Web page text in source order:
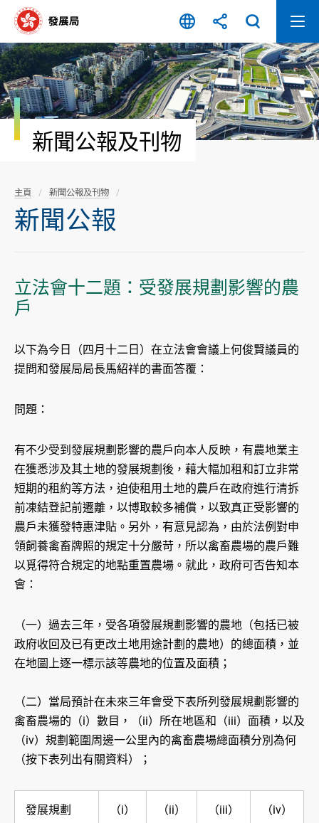
容
開
始
新聞公報及刊物
主頁 新聞公報及刊物
新聞公報
立法會十二題：受發展規劃影響的農
戶
以下為今日（四月十二日）在立法會會議上何俊賢議員的
提問和發展局局長馬紹祥的書面答覆：
問題：
有不少受到發展規劃影響的農戶向本人反映，有農地業主
在獲悉涉及其土地的發展規劃後，藉大幅加租和訂立非常
短期的租約等方法，迫使租用土地的農戶在政府進行清拆
前凍結登記前遷離，以博取較多補償，以致真正受影響的
農戶未獲發特惠津貼。另外，有意見認為，由於法例對申
領飼養禽畜牌照的規定十分嚴苛，所以禽畜農場的農戶難
以覓得符合規定的地點重置農場。就此，政府可否告知本
會：
（一）過去三年，受各項發展規劃影響的農地（包括已被
政府收回及已有更改土地用途計劃的農地）的總面積，並
在地圖上逐一標示該等農地的位置及面積；
（二）當局預計在未來三年會受下表所列發展規劃影響的
禽畜農場的（i）數目，（ii）所在地區和（iii）面積，以及
（iv）規劃範圍周邊一公里內的禽畜農場總面積分別為何
（按下表列出有關資料）；
發展規劃 （i） （ii） （iii） （iv）